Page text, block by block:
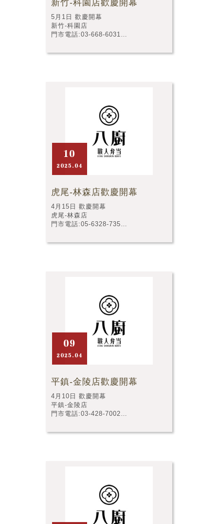
新竹-科園店歡慶開幕
5月1日 歡慶開幕
新竹-科園店
門市電話:03-668-6031
號
10
2025.04
虎尾-林森店歡慶開幕
4月15日 歡慶開幕
虎尾-林森店
門市電話:05-6328-735
185號
09
2025.04
平鎮-金陵店歡慶開幕
4月10日 歡慶開幕
平鎮-金陵店
門市電話:03-428-7002